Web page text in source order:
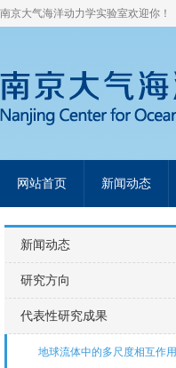
南京大气海洋动力学实验室欢迎你！
网站首页 新闻动态
新闻动态
研究方向
代表性研究成果
地球流体中的多尺度相互作用